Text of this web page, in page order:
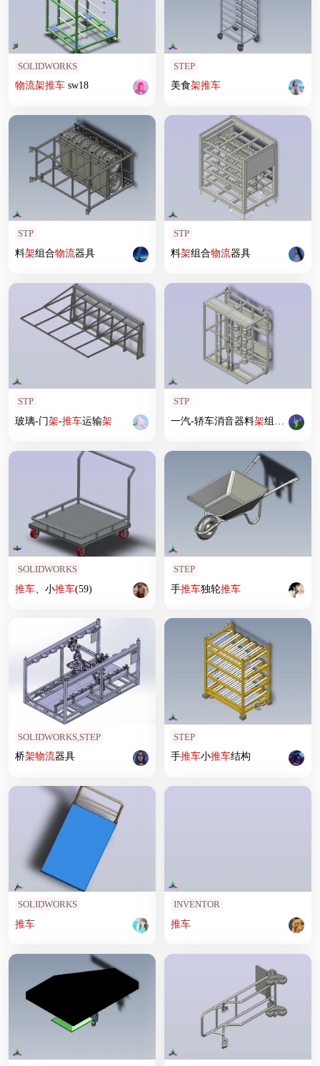
SOLIDWORKS
物流架推车sw18
STEP
美食架推车
STP
料架组合物流器具
STP
料架组合物流器具
STP
玻璃-门架-推车运输架
STP
一汽-轿车消音器料架组合 物流器
SOLIDWORKS
推车、小推车(59)
STEP
手推车独轮推车
SOLIDWORKS,STEP
桥架物流器具
STEP
手推车小推车结构
SOLIDWORKS
推车
INVENTOR
推车